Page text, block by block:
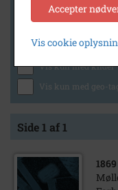
Vis kun med
Vis kun med
Vis kun med kilder
Vis kun med geo-
Side 1 af 1
1869
Accepter
Vis cookie